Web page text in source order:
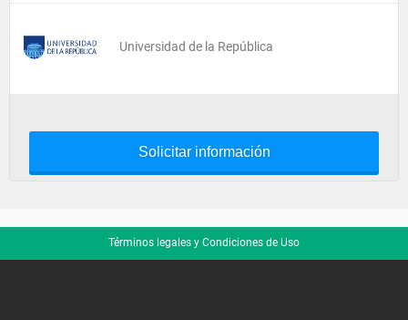
Universidad de la República
Solicitar información
Términos legales y Condiciones de Uso